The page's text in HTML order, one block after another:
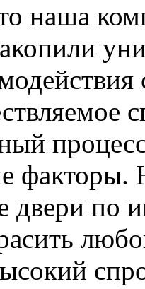
наша
двери по